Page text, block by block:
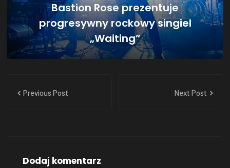
Bastion Rose prezentuje
progresywny rockowy singiel
„Waiting”
Previous Post Next Post
Dodaj komentarz